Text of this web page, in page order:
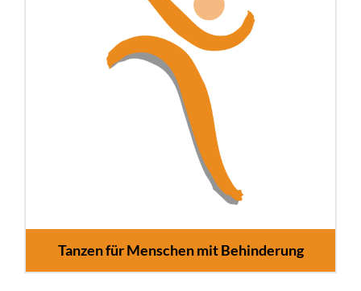
Tanzen für Menschen mit Behinderung